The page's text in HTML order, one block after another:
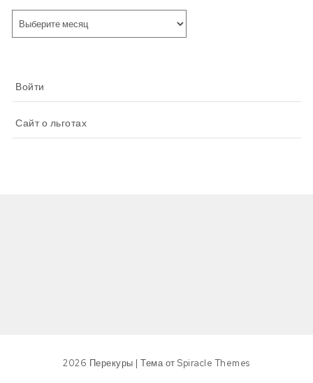
Войти
Сайт о льготах
2026 Перекуры | Тема отSpiracle Themes